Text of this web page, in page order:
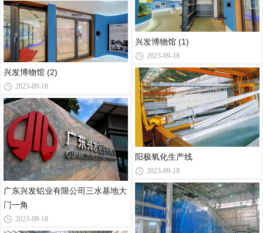
兴发博物馆 (2)
2023-09-18
广东兴发铝业有限公司三水基地大
门一角
2023-09-18
兴发博物馆 (1)
2023-09-18
阳极氧化生产线
2023-09-18